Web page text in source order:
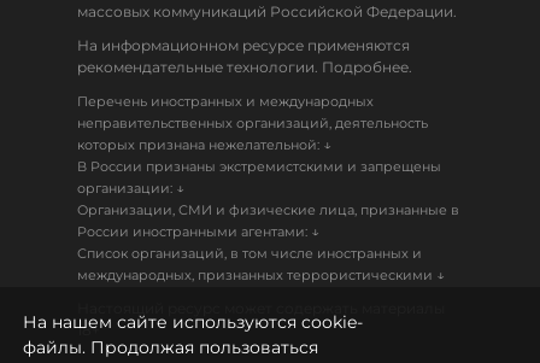
массовых коммуникаций Российской Федерации.
На информационном ресурсе применяются
рекомендательные технологии. Подробнее.
Перечень иностранных и международных
неправительственных организаций, деятельность
которых признана нежелательной: ↓
В России признаны экстремистскими и запрещены
организации: ↓
Организации, СМИ и физические лица, признанные в
России иностранными агентами: ↓
Список организаций, в том числе иностранных и
международных, признанных террористическими ↓
18+
На нашем сайте используются cookie-
файлы. Продолжая пользоваться